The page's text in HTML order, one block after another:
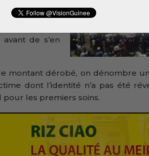
armés à
ouvert le feu
de s’en
montant dérobé, on dénombre
dont l’identité n’a pas été
les premiers soins.